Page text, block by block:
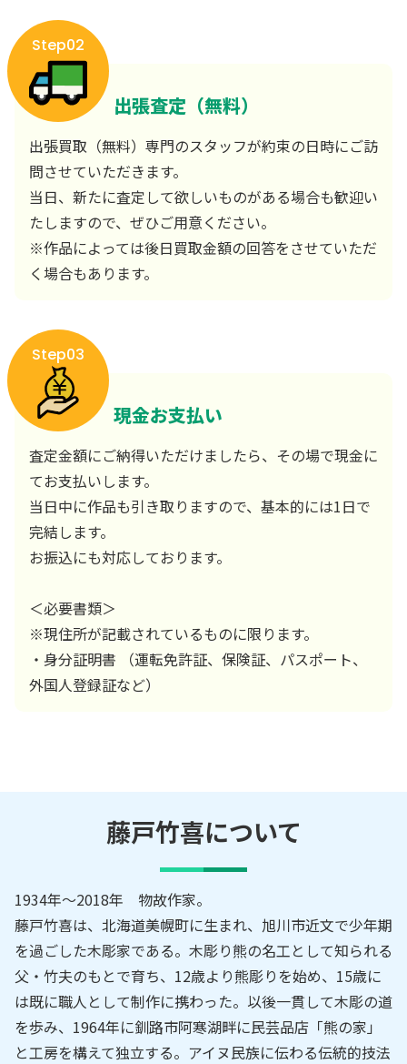
Step02
出張査定（無料）
出張買取（無料）専門のスタッフが約束の日時にご訪
問させていただきます。
当日、新たに査定して欲しいものがある場合も歓迎い
たしますので、ぜひご用意ください。
※作品によっては後日買取金額の回答をさせていただ
く場合もあります。
Step03
現金お支払い
査定金額にご納得いただけましたら、その場で現金に
てお支払いします。
当日中に作品も引き取りますので、基本的には1日で
完結します。
お振込にも対応しております。
＜必要書類＞
※現住所が記載されているものに限ります。
・身分証明書 （運転免許証、保険証、パスポート、
外国人登録証など）
藤戸竹喜について
1934年～2018年 物故作家。
藤戸竹喜は、北海道美幌町に生まれ、旭川市近文で少年期
を過ごした木彫家である。木彫り熊の名工として知られる
父・竹夫のもとで育ち、12歳より熊彫りを始め、15歳に
は既に職人として制作に携わった。以後一貫して木彫の道
を歩み、1964年に釧路市阿寒湖畔に民芸品店「熊の家」
と工房を構えて独立する。アイヌ民族に伝わる伝統的技法